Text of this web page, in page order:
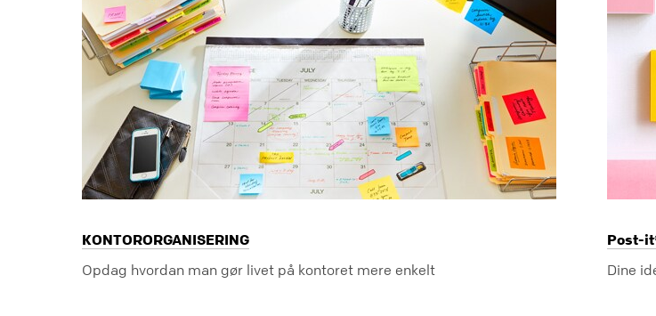
KONTORORGANISERING
Opdag hvordan man gør livet på kontoret mere enkelt
Post-
Dine